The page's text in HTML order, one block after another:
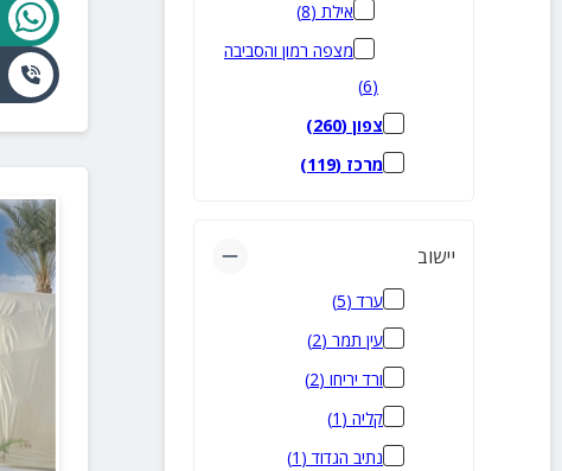
אילת (
8
)
מצפה רמון והסביבה
(
6
)
צפון (
260
)
מרכז (
119
)
יישוב
ערד (
5
)
עין תמר (
2
)
ורד יריחו (
2
)
קליה (
1
)
נתיב הגדוד (
1
)